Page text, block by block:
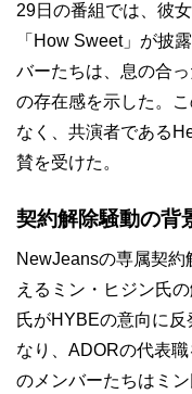
29日の番組では、彼
「How Sweet」が披
バーたちは、息の合
の存在感を示した。
なく、共演者である
賛を受けた。
契約解除騒動の背
NewJeansの専属契
えるミン・ヒジン氏
氏がHYBEの意向に
なり、ADORの代表
のメンバーたちはミ